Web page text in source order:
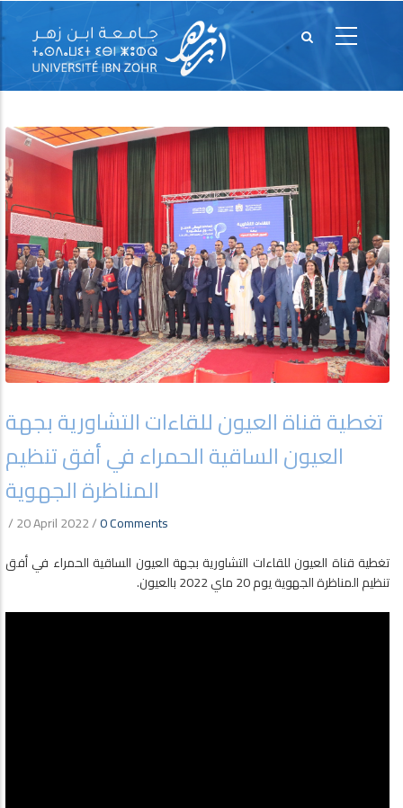
تغطية قناة العيون للقاءات التشاورية بجهة
العيون الساقية الحمراء في أفق تنظيم
المناظرة الجهوية
/20 April 2022/0 Comments
تغطية قناة العيون للقاءات التشاورية بجهة العيون الساقية الحمراء في أفق
تنظيم المناظرة الجهوية يوم 20 ماي 2022 بالعيون.